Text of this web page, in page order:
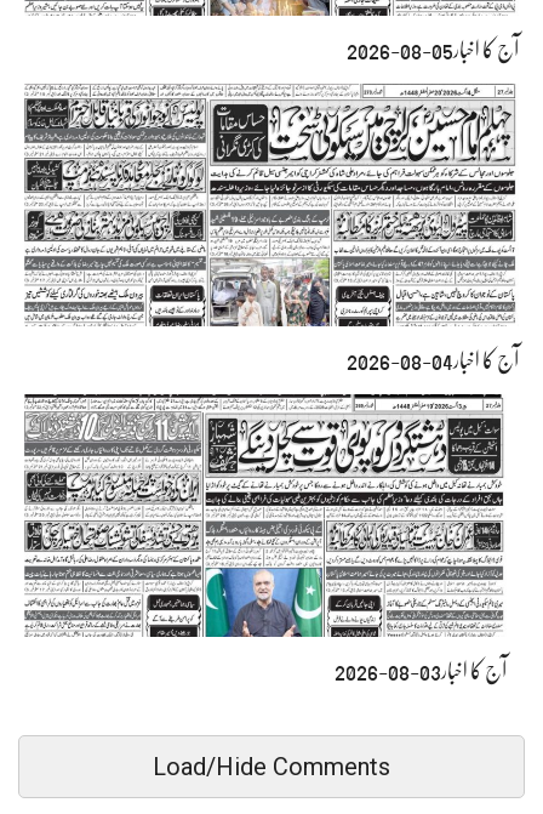
آج کا اخبار05-08-2026
آج کا اخبار04-08-2026
آج کا اخبار03-08-2026
Load/Hide Comments